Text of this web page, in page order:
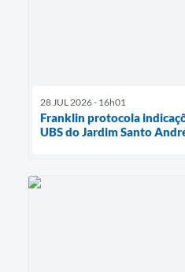
28 JUL 2026 - 16h01
Franklin protocola
UBS do Jardim Santo